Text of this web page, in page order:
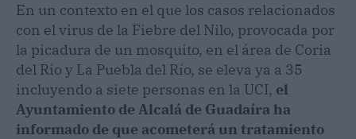
En un contexto en el que los casos relacionados
con el virus de la Fiebre del Nilo, provocada por
la picadura de un mosquito, en el área de Coria
del Río y La Puebla del Río, se eleva ya a 35
incluyendo a siete personas en la UCI, el
Ayuntamiento de Alcalá de Guadaíra ha
informado de que acometerá un tratamiento